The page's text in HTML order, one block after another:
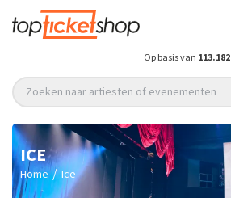
Op basis van 113.182
Zoeken naar artiesten of evenementen
ICE
Home / Ice